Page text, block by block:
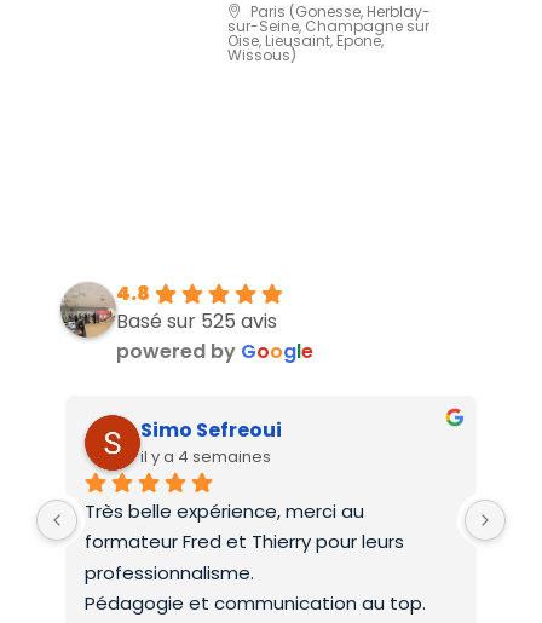
Paris (Gonesse, Herblay-
sur-Seine, Champagne sur
Oise, Lieusaint, Epone,
Wissous)
4.8
Basé sur 525 avis
powered by Google
Simo Sefreoui
il y a 4 semaines
Très belle expérience, merci au
formateur Fred et Thierry pour leurs
professionnalisme.
Pédagogie et communication au top.